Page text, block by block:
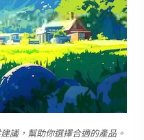
議，幫助你選擇合適的產品。